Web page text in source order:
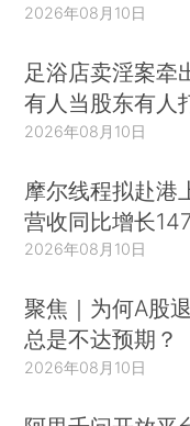
2026年08月10日
足浴店卖淫案牵
有人当股东有人
2026年08月10日
摩尔线程拟赴港
营收同比增长
2026年08月10日
聚焦｜为何A股
总是不达预期？
2026年08月10日